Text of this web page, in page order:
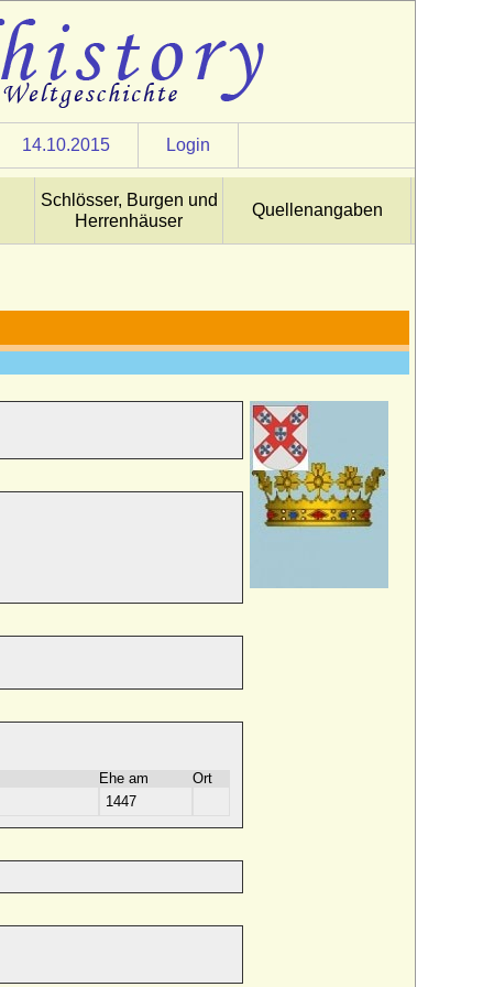
14.10.2015 Login
Schlösser, Burgen und
Herrenhäuser
Quellenangaben
Ehe am
Ort
1447